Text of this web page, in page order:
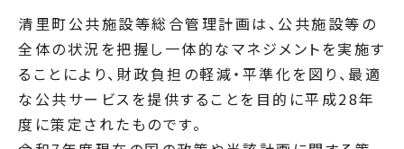
清里町公共施設等総合管理計画は、公共施設等の
全体の状況を把握し一体的なマネジメントを実施す
ることにより、財政負担の軽減・平準化を図り、最適
な公共サービスを提供することを目的に平成28年
度に策定されたものです。